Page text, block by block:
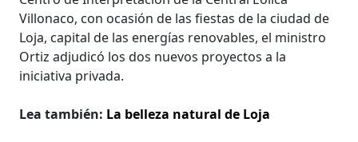
Villonaco, con ocasión de las fiestas de la ciudad de
Loja, capital de las energías renovables, el ministro
Ortiz adjudicó los dos nuevos proyectos a la
iniciativa privada.
Lea también: La belleza natural de Loja